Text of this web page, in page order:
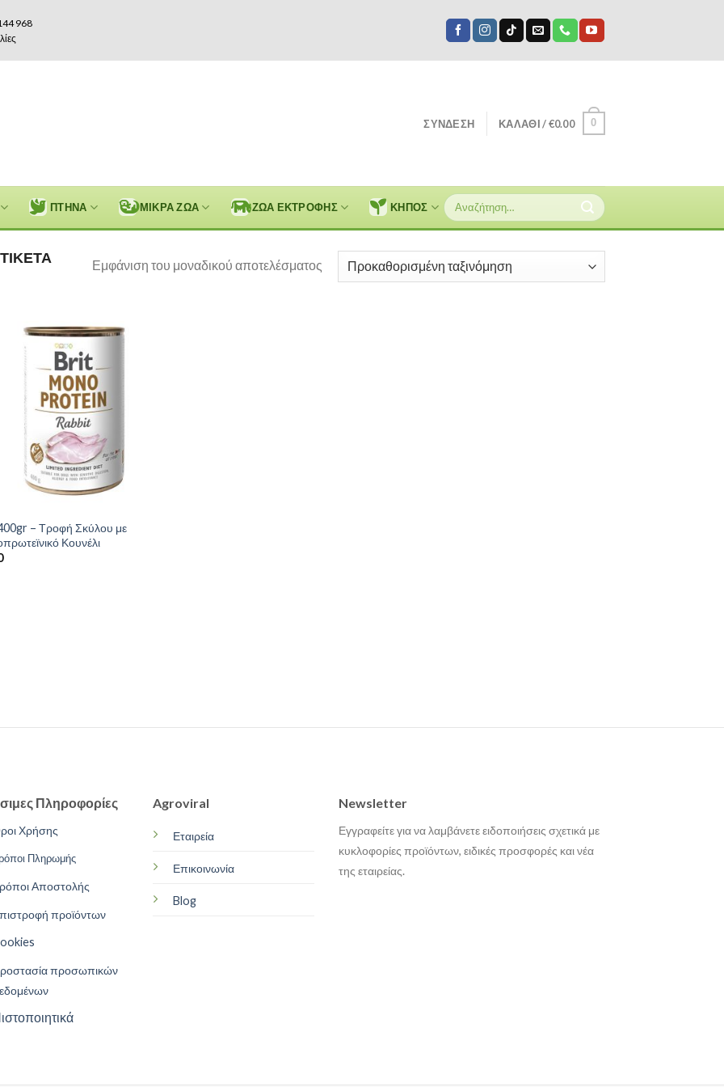
968
ΣΎΝΔΕΣΗ ΚΑΛΆΘΙ /€0.00 0
ΠΤΗΝΑ ΜΙΚΡΑ ΖΩΑ ΖΩΑ ΕΚΤΡΟΦΗΣ ΚΗΠΟΣ
Αναζήτηση
για:
Εμφάνιση του μοναδικού αποτελέσματος
– Τροφή Σκύλου με
Κουνέλι
Πληροφορίες
Χρήσης
Πληρωμής
Αποστολής
προϊόντων
προσωπικών
Agroviral
Εταιρεία
Επικοινωνία
Blog
Newsletter
Εγγραφείτε για να λαμβάνετε ειδοποιήσεις σχετικά με
κυκλοφορίες προϊόντων, ειδικές προσφορές και νέα
της εταιρείας.